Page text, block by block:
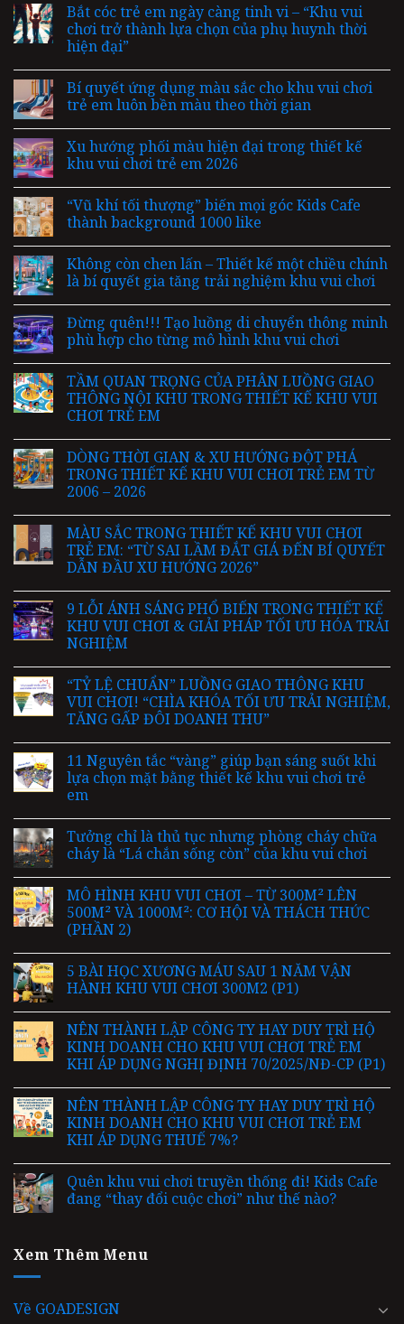
Bắt cóc trẻ em ngày càng tinh vi – “Khu vui
chơi trở thành lựa chọn của phụ huynh thời
hiện đại”
Bí quyết ứng dụng màu sắc cho khu vui chơi
trẻ em luôn bền màu theo thời gian
Xu hướng phối màu hiện đại trong thiết kế
khu vui chơi trẻ em 2026
“Vũ khí tối thượng” biến mọi góc Kids Cafe
thành background 1000 like
Không còn chen lấn – Thiết kế một chiều chính
là bí quyết gia tăng trải nghiệm khu vui chơi
Đừng quên!!! Tạo luồng di chuyển thông minh
phù hợp cho từng mô hình khu vui chơi
TẦM QUAN TRỌNG CỦA PHÂN LUỒNG GIAO
THÔNG NỘI KHU TRONG THIẾT KẾ KHU VUI
CHƠI TRẺ EM
DÒNG THỜI GIAN & XU HƯỚNG ĐỘT PHÁ
TRONG THIẾT KẾ KHU VUI CHƠI TRẺ EM TỪ
2006 – 2026
MÀU SẮC TRONG THIẾT KẾ KHU VUI CHƠI
TRẺ EM: “TỪ SAI LẦM ĐẮT GIÁ ĐẾN BÍ QUYẾT
DẪN ĐẦU XU HƯỚNG 2026”
9 LỖI ÁNH SÁNG PHỔ BIẾN TRONG THIẾT KẾ
KHU VUI CHƠI & GIẢI PHÁP TỐI ƯU HÓA TRẢI
NGHIỆM
“TỶ LỆ CHUẨN” LUỒNG GIAO THÔNG KHU
VUI CHƠI! “CHÌA KHÓA TỐI ƯU TRẢI NGHIỆM,
TĂNG GẤP ĐÔI DOANH THU”
11 Nguyên tắc “vàng” giúp bạn sáng suốt khi
lựa chọn mặt bằng thiết kế khu vui chơi trẻ
em
Tưởng chỉ là thủ tục nhưng phòng cháy chữa
cháy là “Lá chắn sống còn” của khu vui chơi
MÔ HÌNH KHU VUI CHƠI – TỪ 300M² LÊN
500M² VÀ 1000M²: CƠ HỘI VÀ THÁCH THỨC
(PHẦN 2)
5 BÀI HỌC XƯƠNG MÁU SAU 1 NĂM VẬN
HÀNH KHU VUI CHƠI 300M2 (P1)
NÊN THÀNH LẬP CÔNG TY HAY DUY TRÌ HỘ
KINH DOANH CHO KHU VUI CHƠI TRẺ EM
KHI ÁP DỤNG NGHỊ ĐỊNH 70/2025/NĐ-CP (P1)
NÊN THÀNH LẬP CÔNG TY HAY DUY TRÌ HỘ
KINH DOANH CHO KHU VUI CHƠI TRẺ EM
KHI ÁP DỤNG THUẾ 7%?
Quên khu vui chơi truyền thống đi! Kids Cafe
đang “thay đổi cuộc chơi” như thế nào?
Xem Thêm Menu
Về GOADESIGN